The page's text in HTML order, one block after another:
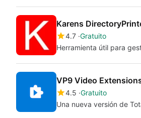
Karens
4.7 Gratuito
Herramienta útil para
VP9 Video
4.5 Gratuito
Una nueva versión de